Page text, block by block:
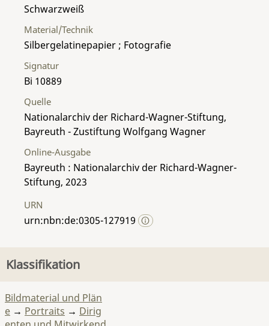
Material/Technik
Silbergelatinepapier ; Fotografie
Schwarzweiß
Signatur
Bi 10889
Quelle
Nationalarchiv der Richard-Wagner-Stiftung,
Bayreuth - Zustiftung Wolfgang Wagner
Online-Ausgabe
Bayreuth : Nationalarchiv der Richard-Wagner-
Stiftung, 2023
URN
urn:nbn:de:0305-127919
Klassifikation
Bildmaterial und Plän
e → Portraits → Dirig